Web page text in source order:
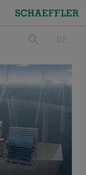
Schaeffler
suchenDE